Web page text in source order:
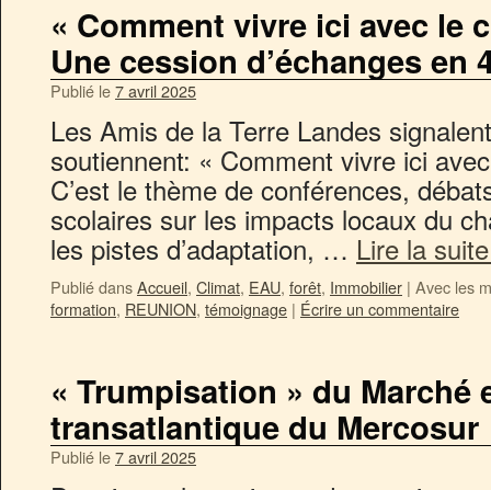
« Comment vivre ici avec le
Une cession d’échanges en
Publié le7 avril 2025
Les Amis de la Terre Landes
soutiennent: « Comment vivre ici
C’est le thème de conférences,
scolaires sur les impacts locaux du
les pistes d’adaptation, … Lire la
Publié dansAccueil, Climat, EAU, forêt, Immobilier | Avec les
formation, REUNION, témoignage | Écrire un commentaire
« Trumpisation » du Marché
transatlantique du Mercosur
Publié le7 avril 2025